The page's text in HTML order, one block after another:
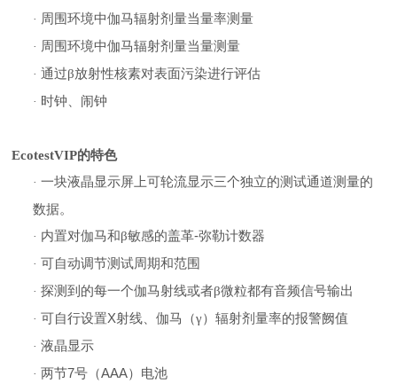
· 周围环境中伽马辐射剂量当量率测量
· 周围环境中伽马辐射剂量当量测量
·通过β放射性核素对表面污染进行评估
· 时钟、闹钟
EcotestVIP的特色
·一块液晶显示屏上可轮流显示三个独立的测试通道测量的
数据。
· 内置对伽马和β敏感的盖革-弥勒计数器
· 可自动调节测试周期和范围
·探测到的每一个伽马射线或者β微粒都有音频信号输出
· 可自行设置X射线、伽马（γ）辐射剂量率的报警阙值
·液晶显示
· 两节7号（AAA）电池